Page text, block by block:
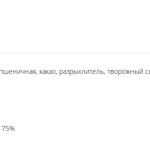
какао, разрыхлитель, творожный